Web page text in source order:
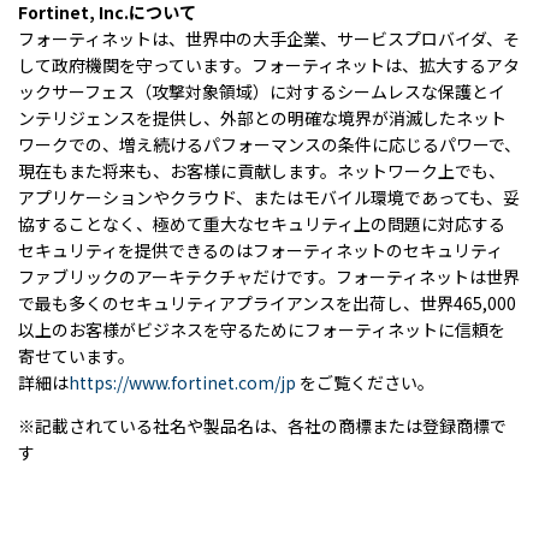
Fortinet, Inc.について
フォーティネットは、世界中の大手企業、サービスプロバイダ、そ
して政府機関を守っています。フォーティネットは、拡大するアタ
ックサーフェス（攻撃対象領域）に対するシームレスな保護とイ
ンテリジェンスを提供し、外部との明確な境界が消滅したネット
ワークでの、増え続けるパフォーマンスの条件に応じるパワーで、
現在もまた将来も、お客様に貢献します。ネットワーク上でも、
アプリケーションやクラウド、またはモバイル環境であっても、妥
協することなく、極めて重大なセキュリティ上の問題に対応する
セキュリティを提供できるのはフォーティネットのセキュリティ
ファブリックのアーキテクチャだけです。フォーティネットは世界
で最も多くのセキュリティアプライアンスを出荷し、世界465,000
以上のお客様がビジネスを守るためにフォーティネットに信頼を
寄せています。
詳細はhttps://www.fortinet.com/jp をご覧ください。
※記載されている社名や製品名は、各社の商標または登録商標で
す